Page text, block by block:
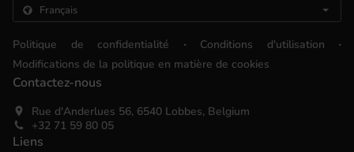
Politique de confidentialité . Conditions d'utilisation .
Modifications de la politique en matière de cookies
Contactez-nous
Rue d'Anderlues 56, 6540 Lobbes, Belgium
+32 71 59 80 05
Liens